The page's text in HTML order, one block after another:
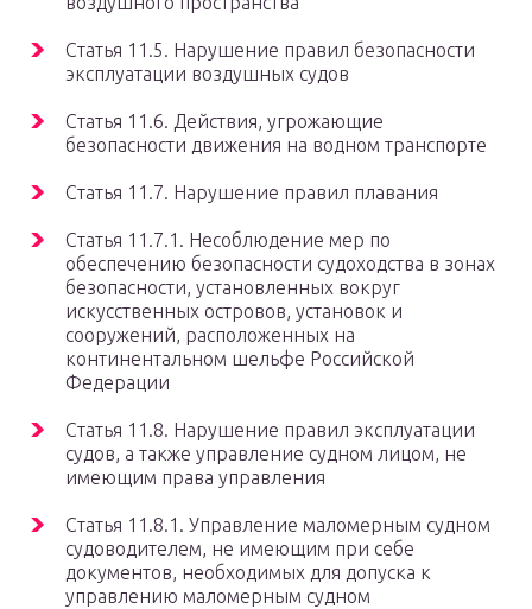
Статья 11.5. Нарушение правил безопасности
эксплуатации воздушных судов
Статья 11.6. Действия, угрожающие
безопасности движения на водном транспорте
Статья 11.7. Нарушение правил плавания
Статья 11.7.1. Несоблюдение мер по
обеспечению безопасности судоходства в зонах
безопасности, установленных вокруг
искусственных островов, установок и
сооружений, расположенных на
континентальном шельфе Российской
Федерации
Статья 11.8. Нарушение правил эксплуатации
судов, а также управление судном лицом, не
имеющим права управления
Статья 11.8.1. Управление маломерным судном
судоводителем, не имеющим при себе
документов, необходимых для допуска к
управлению маломерным судном